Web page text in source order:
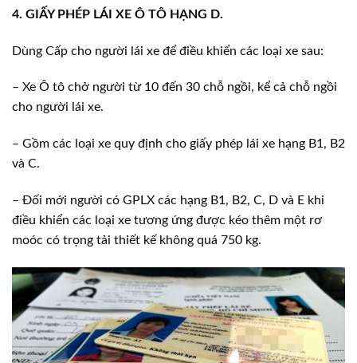
4. GIẤY PHÉP LÁI XE Ô TÔ HẠNG D.
Dùng Cấp cho người lái xe để điều khiển các loại xe sau:
– Xe Ô tô chở người từ 10 đến 30 chỗ ngồi, kể cả chỗ ngồi
cho người lái xe.
– Gồm các loại xe quy định cho giấy phép lái xe hạng B1, B2
và C.
– Đối mới người có GPLX các hạng B1, B2, C, D và E khi
điều khiển các loại xe tương ứng được kéo thêm một rơ
moóc có trọng tải thiết kế không quá 750 kg.